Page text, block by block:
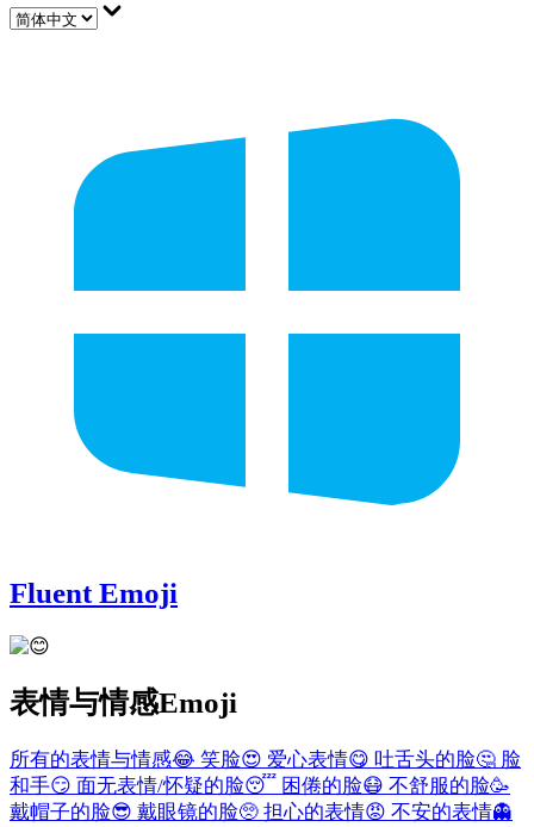
Fluent Emoji
表情与情感Emoji
所有的表情与情感😂 笑脸😍 爱心表情😋 吐舌头的脸🤔 脸
和手😏 面无表情/怀疑的脸😴 困倦的脸😷 不舒服的脸🥳
戴帽子的脸😎 戴眼镜的脸🥺 担心的表情😡 不安的表情👻